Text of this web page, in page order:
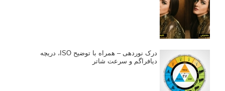
درک نوردهی – همراه با توضیح ISO، دریچه
دیافراگم و سرعت شاتر